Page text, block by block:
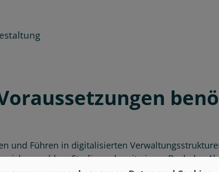
und Führen in digitalisierten
sich sowohl an Studierende mit einem Bachelor-